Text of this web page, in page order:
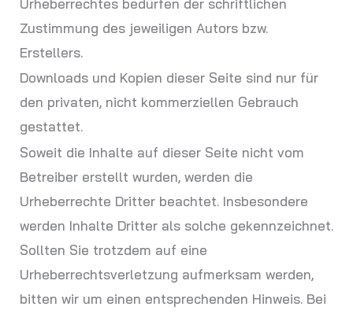
Zustimmung des jeweiligen Autors bzw.
Erstellers.
Downloads und Kopien dieser Seite sind nur für
den privaten, nicht kommerziellen Gebrauch
gestattet.
Soweit die Inhalte auf dieser Seite nicht vom
Betreiber erstellt wurden, werden die
Urheberrechte Dritter beachtet. Insbesondere
werden Inhalte Dritter als solche gekennzeichnet.
Sollten Sie trotzdem auf eine
Urheberrechtsverletzung aufmerksam werden,
bitten wir um einen entsprechenden Hinweis. Bei